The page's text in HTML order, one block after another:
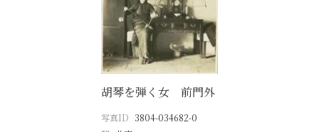
胡琴を弾く女 前門外
写真ID 3804-034682-0